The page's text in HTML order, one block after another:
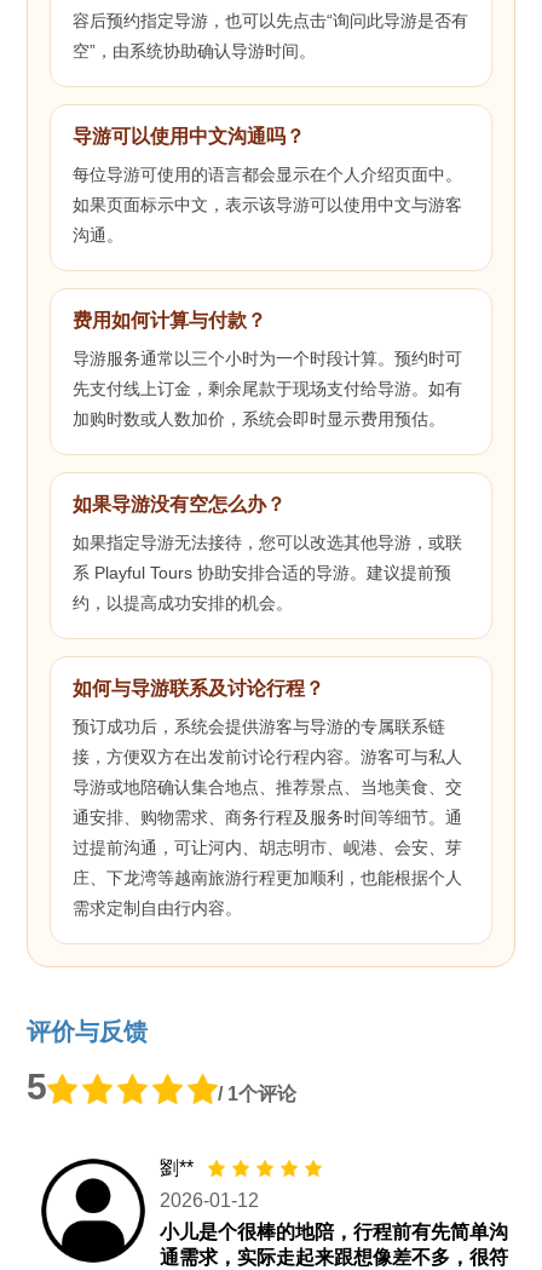
容后预约指定导游，也可以先点击“询问此导游是否有
空”，由系统协助确认导游时间。
导游可以使用中文沟通吗？
每位导游可使用的语言都会显示在个人介绍页面中。
如果页面标示中文，表示该导游可以使用中文与游客
沟通。
费用如何计算与付款？
导游服务通常以三个小时为一个时段计算。预约时可
先支付线上订金，剩余尾款于现场支付给导游。如有
加购时数或人数加价，系统会即时显示费用预估。
如果导游没有空怎么办？
如果指定导游无法接待，您可以改选其他导游，或联
系 Playful Tours 协助安排合适的导游。建议提前预
约，以提高成功安排的机会。
如何与导游联系及讨论行程？
预订成功后，系统会提供游客与导游的专属联系链
接，方便双方在出发前讨论行程内容。游客可与私人
导游或地陪确认集合地点、推荐景点、当地美食、交
通安排、购物需求、商务行程及服务时间等细节。通
过提前沟通，可让河内、胡志明市、岘港、会安、芽
庄、下龙湾等越南旅游行程更加顺利，也能根据个人
需求定制自由行内容。
评价与反馈
5 / 1个评论
劉**
2026-01-12
小儿是个很棒的地陪，行程前有先简单沟
通需求，实际走起来跟想像差不多，很符